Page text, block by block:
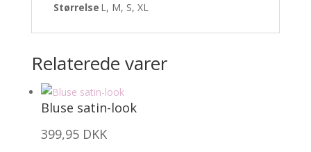
Størrelse L, M, S, XL
Relaterede varer
Bluse satin-look
399,95 DKK